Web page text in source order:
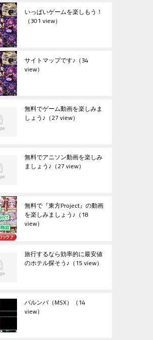
いっぱいゲームを楽しもう！
（301 view）
サイトマップです♪ （34
view）
無料でゲーム動画を楽しみま
しょう♪ （27 view）
無料でアニソン動画を楽しみ
ましょう♪ （27 view）
無料で『東方Project』の動画
を楽しみましょう♪ （18
view）
旅行するなら効率的に最安値
のホテル探そう♪ （15 view）
バルンバ（MSX） （14
view）